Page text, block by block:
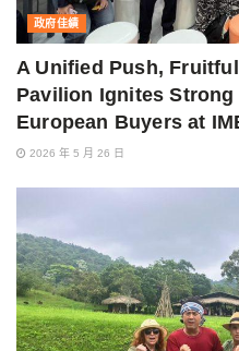
政府佳績
A Unified Push,
Pavilion Ignites
European Buyers at
2026 年 5 月 26 日